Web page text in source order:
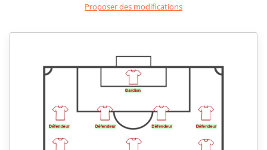
Proposer des modifications